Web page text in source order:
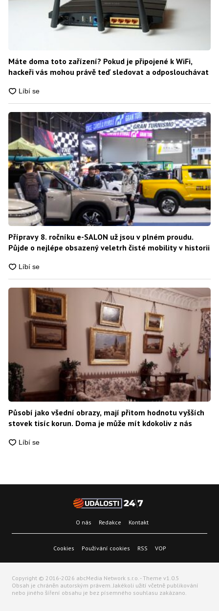
Máte doma toto zařízení? Pokud je připojené k WiFi,
hackeři vás mohou právě teď sledovat a odposlouchávat
Přípravy 8. ročníku e-SALON už jsou v plném proudu.
Půjde o nejlépe obsazený veletrh čisté mobility v historii
Působí jako všední obrazy, mají přitom hodnotu vyšších
stovek tisíc korun. Doma je může mít kdokoliv z nás
O nás Redakce Kontakt
Cookies Používání cookies RSS VOP
Copyright © 2016-2026 abcMedia Network s.r.o. - Theme v1.0.5
Obsah je chráněn autorským právem. Jakékoli užití včetně publikování
nebo jiného šíření obsahu je bez písemného souhlasu zakázano.